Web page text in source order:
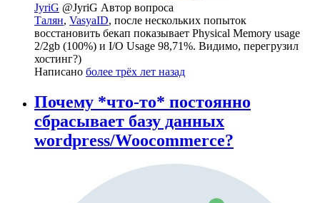
JyriG @JyriG Автор вопроса
Талян, VasyaID, после нескольких попыток
восстановить бекап показывает Physical Memory usage
2/2gb (100%) и I/O Usage 98,71%. Видимо, перегрузил
хостинг?)
Написано более трёх лет назад
Почему *что-то* постоянно
сбрасывает базу данных
wordpress/Woocommerce?